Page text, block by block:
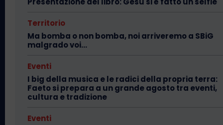
Territorio
Ma bomba o non bomba, noi arriveremo a SBiG
malgrado voi…
Eventi
I big della musica e le radici della propria terra:
Faeto si prepara a un grande agosto tra eventi,
cultura e tradizione
Eventi